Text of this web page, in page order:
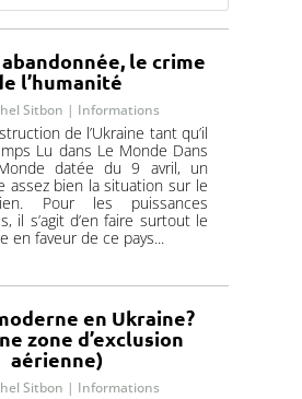
abandonnée, le crime
l’humanité
Sitbon | Informations
de l’Ukraine tant qu’il
Lu dans Le Monde Dans
datée du 9 avril, un
assez bien la situation sur le
Pour les puissances
il s’agit d’en faire surtout le
en faveur de ce pays...
en Ukraine?
zone d’exclusion
aérienne)
Sitbon | Informations